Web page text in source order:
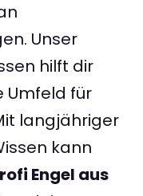
Unser
hilft dir
Umfeld für
langjähriger
kann
Engel aus